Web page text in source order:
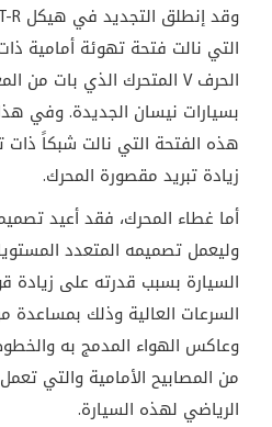
وقد إنطلق التجديد في هيكل R
التي نالت فتحة تهوئة أمامية
الحرفV المتحرك الذي بات من
بسيارات نيسان الجديدة. وفي
هذه الفتحة التي نالت شبكاً
زيادة تبريد مقصورة المحرك.
أما غطاء المحرك، فقد أعيد
وليعمل تصميمه المتعدد
السيارة بسبب قدرته على زيادة
السرعات العالية وذلك بمساعدة
وعاكس الهواء المدمج به
من المصابيح الأمامية والتي
الرياضي لهذه السيارة.